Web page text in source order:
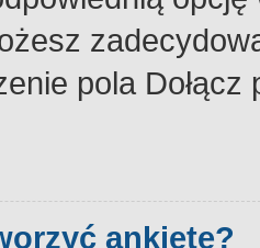
pola
ankietę?